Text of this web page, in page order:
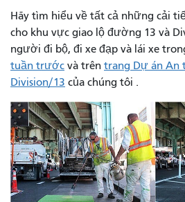
Hãy tìm hiểu về tất cả những cải
cho khu vực giao lộ đường 13 và
người đi bộ, đi xe đạp và lái xe
tuần trước và trên trang Dự án An
Division/13 của chúng tôi .